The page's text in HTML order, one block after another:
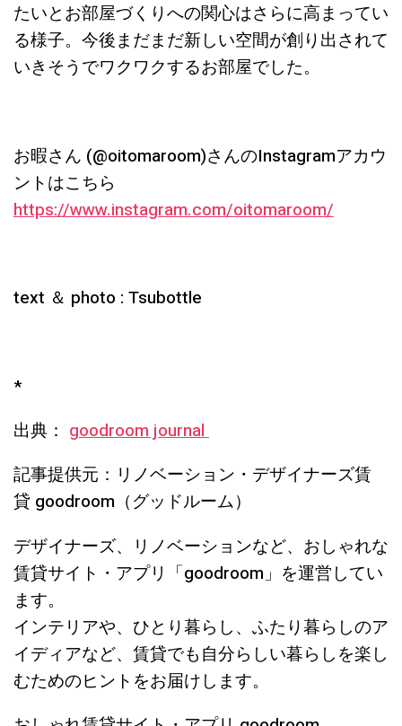
たいとお部屋づくりへの関心はさらに高まってい
る様子。今後まだまだ新しい空間が創り出されて
いきそうでワクワクするお部屋でした。
お暇さん (@oitomaroom)さんのInstagramアカウ
ントはこちら
https://www.instagram.com/oitomaroom/
text ＆ photo : Tsubottle
*
出典： goodroom journal
記事提供元：リノベーション・デザイナーズ賃
貸 goodroom（グッドルーム）
デザイナーズ、リノベーションなど、おしゃれな
賃貸サイト・アプリ「goodroom」を運営してい
ます。
インテリアや、ひとり暮らし、ふたり暮らしのア
イディアなど、賃貸でも自分らしい暮らしを楽し
むためのヒントをお届けします。